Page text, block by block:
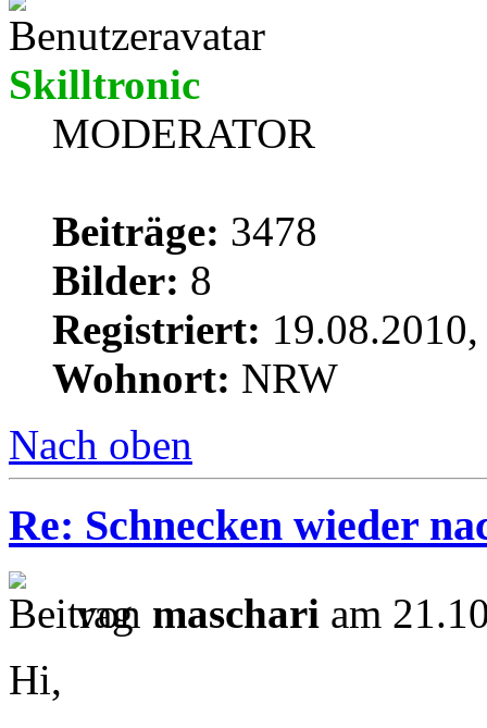
Skilltronic
MODERATOR
Beiträge: 3478
Bilder: 8
Registriert:
Wohnort: NRW
Nach oben
Re: Schnecken wieder
von maschari am
Hi,